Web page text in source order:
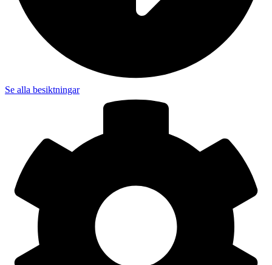
Se alla besiktningar